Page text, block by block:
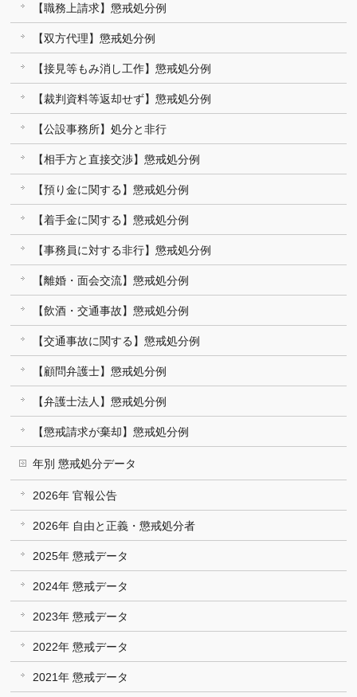
【職務上請求】懲戒処分例
【双方代理】懲戒処分例
【接見等もみ消し工作】懲戒処分例
【裁判資料等返却せず】懲戒処分例
【公設事務所】処分と非行
【相手方と直接交渉】懲戒処分例
【預り金に関する】懲戒処分例
【着手金に関する】懲戒処分例
【事務員に対する非行】懲戒処分例
【離婚・面会交流】懲戒処分例
【飲酒・交通事故】懲戒処分例
【交通事故に関する】懲戒処分例
【顧問弁護士】懲戒処分例
【弁護士法人】懲戒処分例
【懲戒請求が棄却】懲戒処分例
年別 懲戒処分データ
2026年 官報公告
2026年 自由と正義・懲戒処分者
2025年 懲戒データ
2024年 懲戒データ
2023年 懲戒データ
2022年 懲戒データ
2021年 懲戒データ